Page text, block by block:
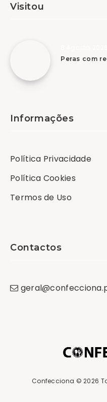
Visitou
Peras com
Informações
Política Privacidade
Política Cookies
Termos de Uso
Contactos
geral@confecciona.
Confecciona © 2026